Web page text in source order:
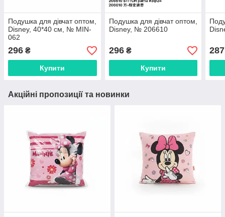
Подушка для дівчат оптом,
Disney, 40*40 см, № MIN-
062
296 ₴
Купити
Подушка для дівчат оптом,
Disney, № 206610
296₴
Купити
287
Акційні пропозиції та новинки